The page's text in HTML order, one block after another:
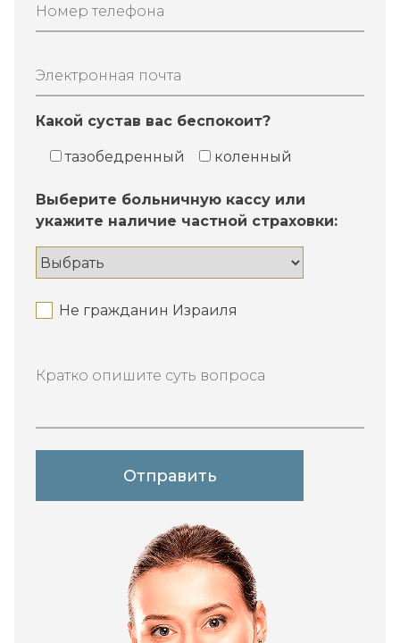
Номер телефона
Электронная почта
Какой сустав вас беспокоит?
тазобедренный коленный
Выберите больничную кассу или
укажите наличие частной страховки:
Не гражданин Израиля
Кратко опишите суть вопроса